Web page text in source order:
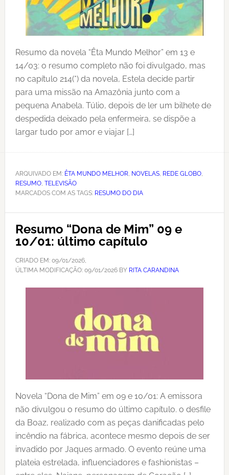
Resumo da novela “Êta Mundo Melhor” em 13 e
14/03: o resumo completo não foi divulgado, mas
no capítulo 214(*) da novela, Estela decide partir
para uma missão na Amazônia junto com a
pequena Anabela. Túlio, depois de ler um bilhete de
despedida deixado pela enfermeira, se dispõe a
largar tudo por amor e viajar […]
ARQUIVADO EM: ÊTA MUNDO MELHOR, NOVELAS, REDE GLOBO,
RESUMO, TELEVISÃO
MARCADOS COM AS TAGS: RESUMO DO DIA
Resumo “Dona de Mim” 09 e
10/01: último capítulo
CRIADO EM: 09/01/2026,
ÚLTIMA MODIFICAÇÃO: 09/01/2026BY RITA CARANDINA
Novela “Dona de Mim” em 09 e 10/01: A emissora
não divulgou o resumo do último capítulo. o desfile
da Boaz, realizado com as peças danificadas pelo
incêndio na fábrica, acontece mesmo depois de ser
invadido por Jaques armado. O evento reúne uma
plateia estrelada, influenciadores e fashionistas –